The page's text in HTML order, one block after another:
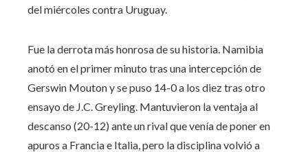
del miércoles contra Uruguay.
Fue la derrota más honrosa de su historia. Namibia
anotó en el primer minuto tras una intercepción de
Gerswin Mouton y se puso 14-0 a los diez tras otro
ensayo de J.C. Greyling. Mantuvieron la ventaja al
descanso (20-12) ante un rival que venía de poner en
apuros a Francia e Italia, pero la disciplina volvió a